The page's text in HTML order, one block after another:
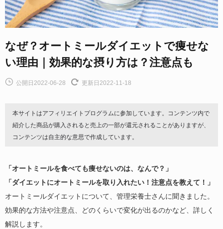
なぜ？オートミールダイエットで痩せな
い理由｜効果的な摂り方は？注意点も
公開日2022-06-28 更新日2022-11-18
本サイトはアフィリエイトプログラムに参加しています。コンテンツ内で
紹介した商品が購入されると売上の一部が還元されることがありますが、
コンテンツは自主的な意思で作成しています。
「オートミールを食べても痩せないのは、なんで？」
「ダイエットにオートミールを取り入れたい！注意点を教えて！」
オートミールダイエットについて、管理栄養士さんに聞きました。
効果的な方法や注意点、どのくらいで変化が出るのかなど、詳しく
解説します。